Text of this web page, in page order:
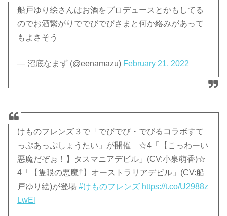
船戸ゆり絵さんはお酒をプロデュースとかもしてる
のでお酒繋がりででびでびさまと何か絡みがあって
もよさそう
— 沼底なまず (@eenamazu) February 21, 2022
けものフレンズ３で「でびでび・でびるコラボすて
っぷあっぷしょうたい」が開催 ☆4「【こっわーい
悪魔だぞぉ！】タスマニアデビル」(CV:小泉萌香)☆
4「【隻眼の悪魔†】オーストラリアデビル」(CV:船
戸ゆり絵)が登場#けものフレンズ https://t.co/U2988z
LwEl